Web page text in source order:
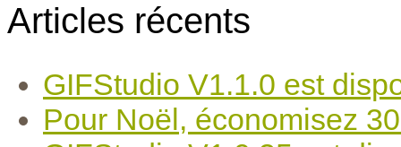
Articles récents
GIFStudio V1.1.0 est
Pour Noël, économisez